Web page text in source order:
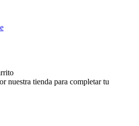
nuestra tienda para completar tu